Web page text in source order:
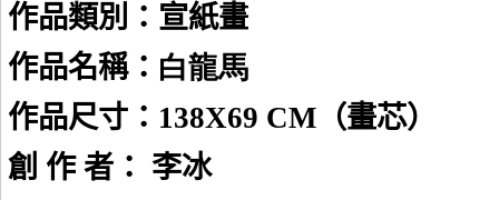
作品類別：宣紙畫
作品名稱： 白龍馬
作品尺寸： 138X69 CM （畫芯）
創 作 者： 李冰